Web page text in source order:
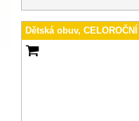
Dětská obuv,